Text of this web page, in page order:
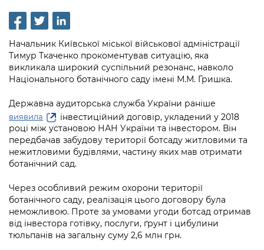
Проєкти розпоряджень, що
перебувають на погодженні КМВА
Рішення Київради
Графік роботи та прийому громадян
Вакансії
Статистика
Звернення громадян
Регуляторна діяльність
Промисловість і наука Києва
Освіта та навчальні заклади
Навколишнє середовище міста
Містобудування та земельні ділянки
Культура, спорт, дозвілля
Бізнес та ліцензування
Фінанси та бюджет
Безпека та правопорядок
Ритуальні послуги
Іноземцям / For foreigners
Громадська експертиза
Консультації з громадськістю
Громадська рада
Петиції
Відкритий бюджет
Контактний центр
Допомога учасникам АТО
Рада з питань внутрішньо переміщених
осіб при Київській міській військовій
адміністрації
Інформація з обмеженим доступом
Подати запит онлайн
Проекти нормативно-правових та
Нормативна база
Питання і відповіді про публічну
інформацію
бездіяльності розпорядників інформації
Звіти про опрацювання запитів на
публічну інформацію
Медіагалерея
Підписатися на новини та анонси від
КМДА / Subscribe to announcements
from the KCSA
Accreditation process
Подати журналістський запит /
Submitting a media request
Зйомки в лікарнях в умовах воєнного
hospitals at work under martial law
Контакти для медіа / Contacts for mass
media
Портал Послуг
Начальник Київської міської військової адміністрації
Тимур Ткаченко прокоментував ситуацію, яка
викликала широкий суспільний резонанс, навколо
Національного ботанічного саду імені М.М. Гришка.
Державна аудиторська служба України раніше
виявила
інвестиційний договір, укладений у 2018
році між установою НАН України та інвестором. Він
передбачав забудову території ботсаду житловими та
нежитловими будівлями, частину яких мав отримати
ботанічний сад.
Через особливий режим охорони території
ботанічного саду, реалізація цього договору була
неможливою. Проте за умовами угоди ботсад отримав
від інвестора готівку, послуги, ґрунт і цибулини
тюльпанів на загальну суму 2,6 млн грн.